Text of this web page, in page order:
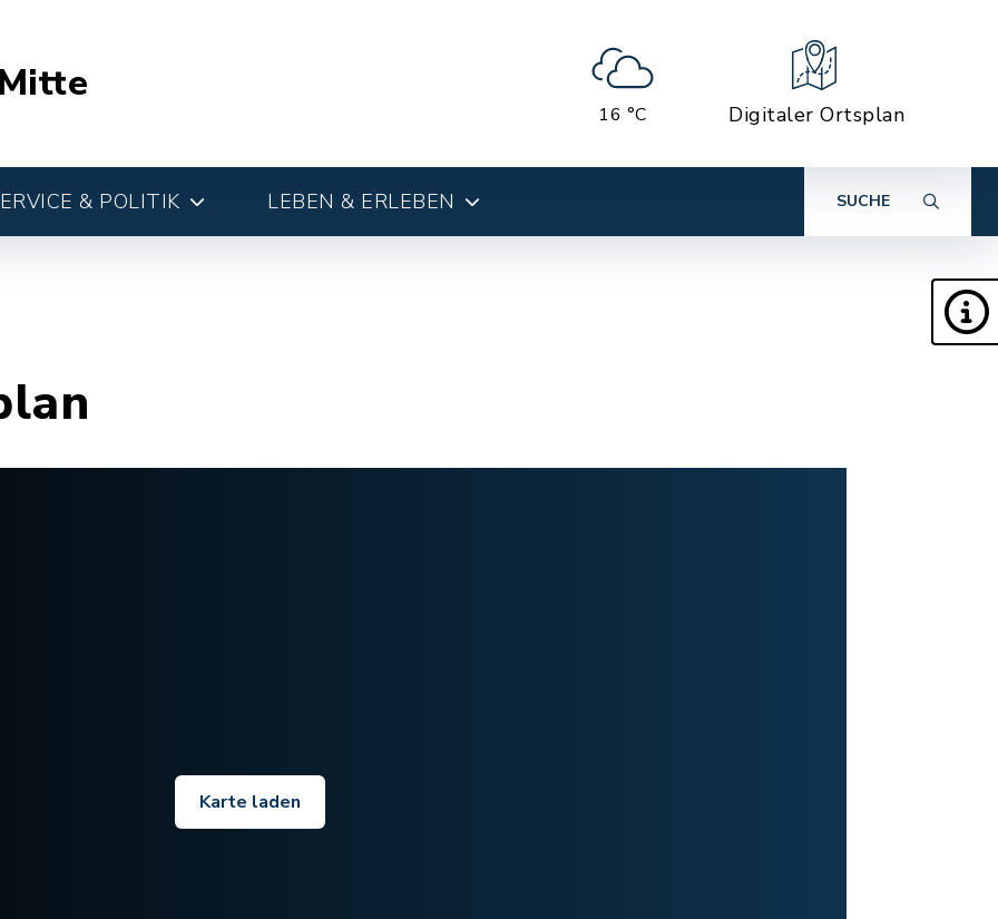
16 °C Digitaler Ortsplan
& POLITIK LEBEN & ERLEBEN SUCHE
Karte laden